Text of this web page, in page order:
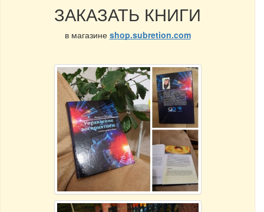
ЗАКАЗАТЬ КНИГИ
в магазине shop.subretion.com